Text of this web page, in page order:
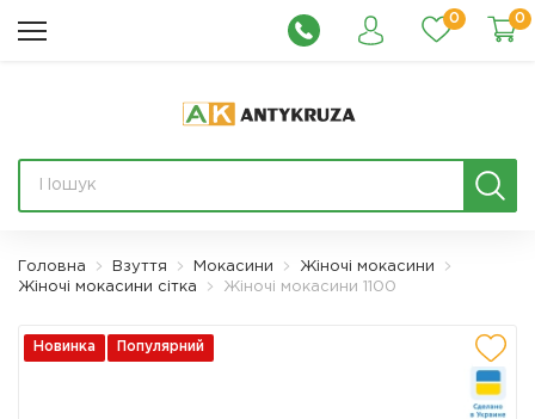
0 0
Головна Взуття Мокасини
Жіночі мокасини
Жіночі мокасини сітка
Жіночі мокасини 1100
Новинка Популярний